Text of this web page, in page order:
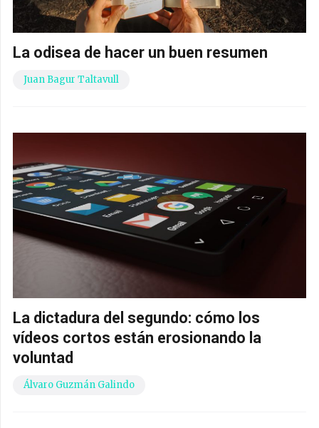
La odisea de hacer un buen resumen
Juan Bagur Taltavull
La dictadura del segundo: cómo los
vídeos cortos están erosionando la
voluntad
Álvaro Guzmán Galindo